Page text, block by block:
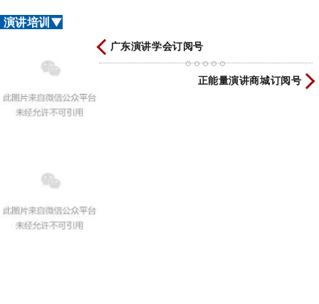
演讲培训▼
广东演讲学会订阅号
正能量演讲商城订阅号